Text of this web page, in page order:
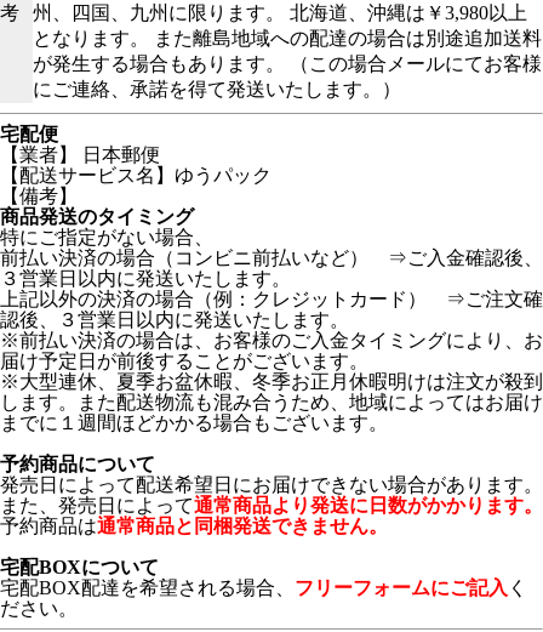
考
州、四国、九州に限ります。 北海道、沖縄は￥3,980以上
となります。 また離島地域への配達の場合は別途追加送料
が発生する場合もあります。 （この場合メールにてお客様
にご連絡、承諾を得て発送いたします。）
宅配便
【業者】 日本郵便
【配送サービス名】ゆうパック
【備考】
商品発送のタイミング
特にご指定がない場合、
前払い決済の場合（コンビニ前払いなど） ⇒ご入金確認後、
３営業日以内に発送いたします。
上記以外の決済の場合（例：クレジットカード） ⇒ご注文確
認後、３営業日以内に発送いたします。
※前払い決済の場合は、お客様のご入金タイミングにより、お
届け予定日が前後することがございます。
※大型連休、夏季お盆休暇、冬季お正月休暇明けは注文が殺到
します。また配送物流も混み合うため、地域によってはお届け
までに１週間ほどかかる場合もございます。
予約商品について
発売日によって配送希望日にお届けできない場合があります。
また、発売日によって通常商品より発送に日数がかかります。
予約商品は通常商品と同梱発送できません。
宅配BOXについて
宅配BOX配達を希望される場合、 フリーフォームにご記入 く
ださい。